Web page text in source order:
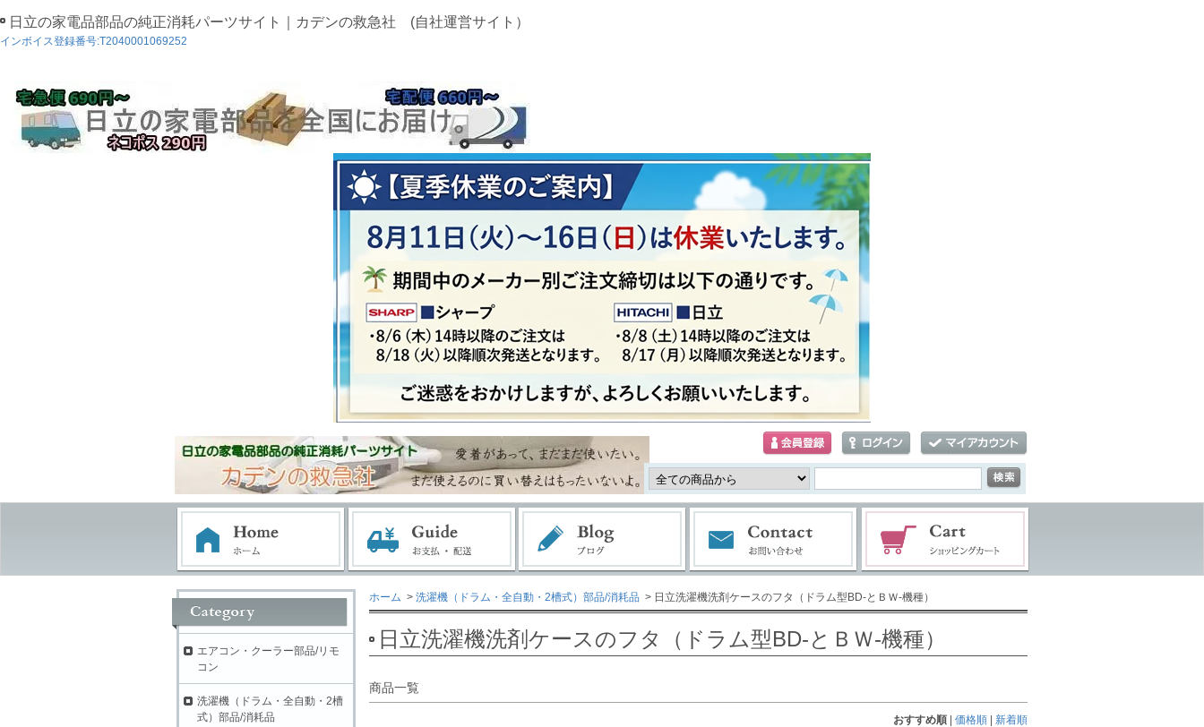
日立の家電品部品の純正消耗パーツサイト｜カデンの救急社 (自社運営サイト）
インボイス登録番号:T2040001069252
ホーム > 洗濯機（ドラム・全自動・2槽式）部品/消耗品 > 日立洗濯機洗剤ケースのフタ（ドラム型BD-とＢＷ-機種）
日立洗濯機洗剤ケースのフタ（ドラム型BD-とＢＷ-機種）
商品一覧
おすすめ順 価格順 新着順
エアコン・クーラー部品/リモ
コン
洗濯機（ドラム・全自動・2槽
式）部品/消耗品